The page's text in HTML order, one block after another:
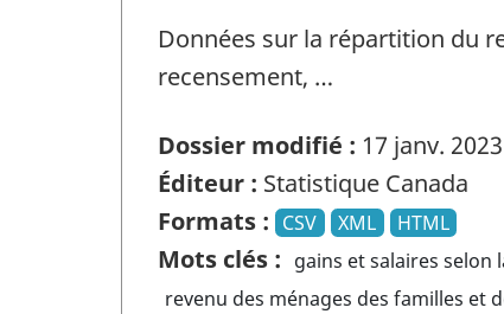
Données sur la répartition du
recensement, …
Dossier modifié : 17 janv. 2023
Éditeur : Statistique Canada
Formats : CSV XML HTML
Mots clés : gains et salaires
revenu des ménages des familles et